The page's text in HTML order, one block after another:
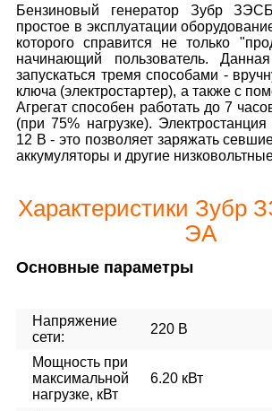
Бензиновый генератор Зубр
простое в эксплуатации
которого справится не только
начинающий пользователь.
запускаться тремя способами -
ключа (электростартер), а также с
Агрегат способен работать до 7
(при 75% нагрузке).
12 В - это позволяет заряжать
аккумуляторы и другие
Характеристики Зубр
ЭА
Основные параметры
Напряжение
сети:
220 В
Мощность при
максимальной
нагрузке, кВт
6.20 кВт